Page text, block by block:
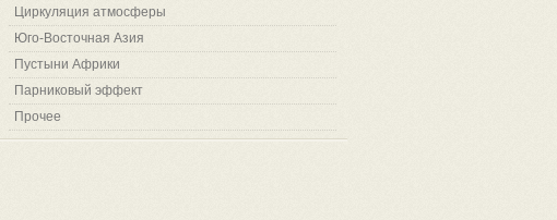
Циркуляция атмосферы
Юго-Восточная Азия
Пустыни Африки
Парниковый эффект
Прочее